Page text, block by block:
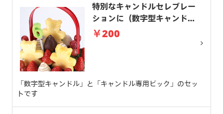
特別なキャンドルセレブレー
ションに（数字型キャンド
ル）
￥200
「数字型キャンドル」と「キャンドル専用ピック」のセッ
トです